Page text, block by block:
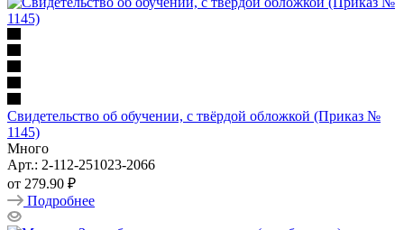
Свидетельство об обучении, с твёрдой обложкой (Приказ №
1145)
Много
Арт.: 2-112-251023-2066
от 279.90 ₽
Подробнее